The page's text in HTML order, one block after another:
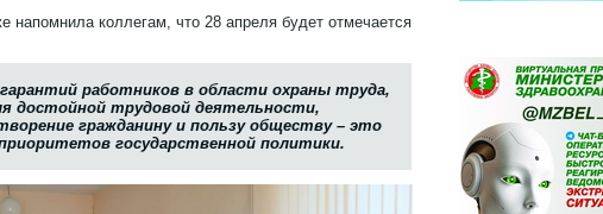
напомнила коллегам, что 28 апреля будет отмечается
работников в области охраны труда,
достойной трудовой деятельности,
гражданину и пользу обществу – это
государственной политики.